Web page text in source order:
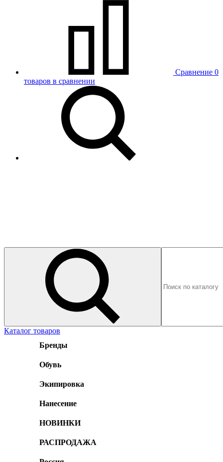
Сравнение 0
товаров в сравнении
Каталог товаров
Бренды
Обувь
Экипировка
Нанесение
НОВИНКИ
РАСПРОДАЖА